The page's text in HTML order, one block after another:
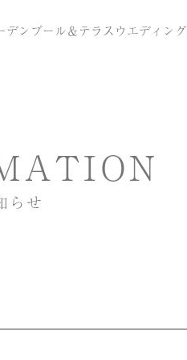
デンプール＆テラス ウエディング
らせ